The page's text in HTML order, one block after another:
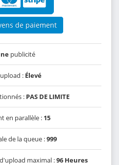
de paiement
publicité
: Élevé
: PAS DE LIMITE
en parallèle : 15
de la queue :999
maximal :96 Heures